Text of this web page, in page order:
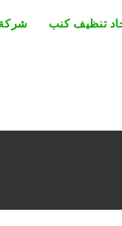
تنظيف كنب شركة